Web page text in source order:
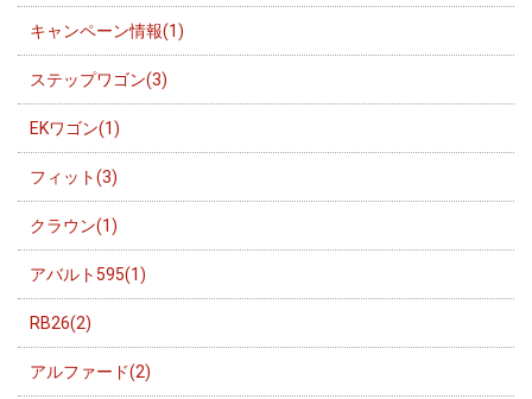
キャンペーン情報(1)
ステップワゴン(3)
EKワゴン(1)
フィット(3)
クラウン(1)
アバルト595(1)
RB26(2)
アルファード(2)